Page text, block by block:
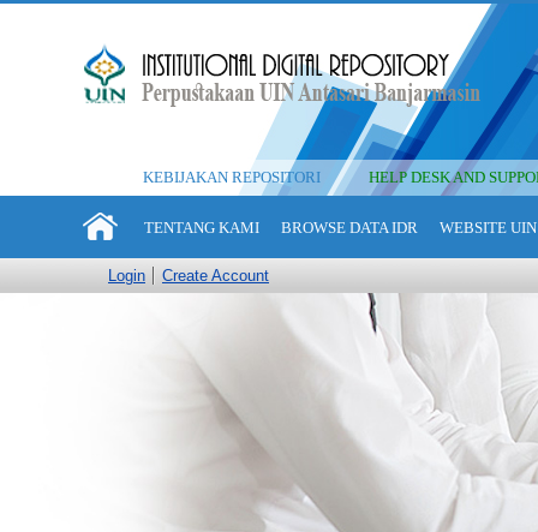
KEBIJAKAN REPOSITORI HELP DESK AND
TENTANG KAMI BROWSE DATA IDR WEBSITE
Login Create Account